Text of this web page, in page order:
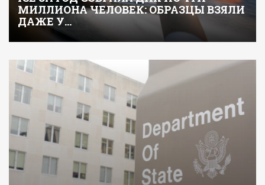
МИЛЛИОНА ЧЕЛОВЕК: ОБРАЗЦЫ ВЗЯЛИ
ДАЖЕ У…